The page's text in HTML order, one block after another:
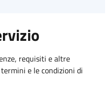
requisiti e altre
e le condizioni di